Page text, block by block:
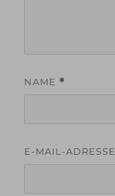
NAME *
E-MAIL-ADRESSE